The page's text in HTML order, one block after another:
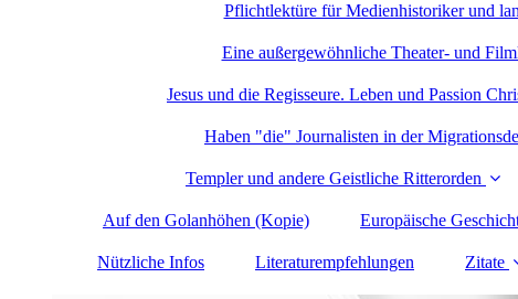
Pflichtlektüre für Medienhistoriker und
Eine außergewöhnliche Theater- und
Jesus und die Regisseure. Leben und Passion
Haben "die" Journalisten in der
Templer und andere Geistliche Ritterorden
Auf den Golanhöhen (Kopie) Europäische
Nützliche Infos Literatur­empfehlungen Zitate